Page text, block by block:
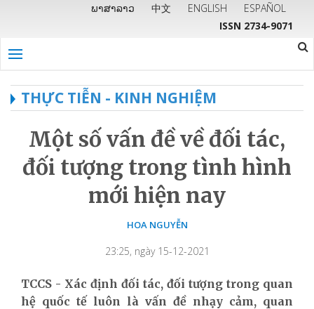
ພາສາລາວ 中文 ENGLISH
ESPAÑOL
ISSN 2734-9071
THỰC TIỄN - KINH NGHIỆM
Một số vấn đề về đối tác,
đối tượng trong tình hình
mới hiện nay
HOA NGUYỄN
23:25, ngày 15-12-2021
TCCS - Xác định đối tác, đối tượng trong quan
hệ quốc tế luôn là vấn đề nhạy cảm, quan